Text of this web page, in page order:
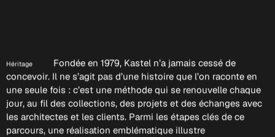
Héritage
Fondée en 1979, Kastel n’a jamais cessé de
concevoir. Il ne s’agit pas d’une histoire que l’on raconte en
une seule fois : c’est une méthode qui se renouvelle chaque
jour, au fil des collections, des projets et des échanges avec
les architectes et les clients. Parmi les étapes clés de ce
parcours, une réalisation emblématique illustre